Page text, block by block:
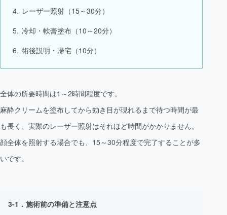
レーザー照射（15～30分）
冷却・軟膏塗布（10～20分）
術後説明・帰宅（10分）
全体の所要時間は1～2時間程度です。
麻酔クリームを塗布してから効き目が現れるまで待つ時間が最
も長く、実際のレーザー照射はそれほど時間がかかりません。
顔全体を照射する場合でも、15～30分程度で完了することが多
いです。
施術前の準備と注意点